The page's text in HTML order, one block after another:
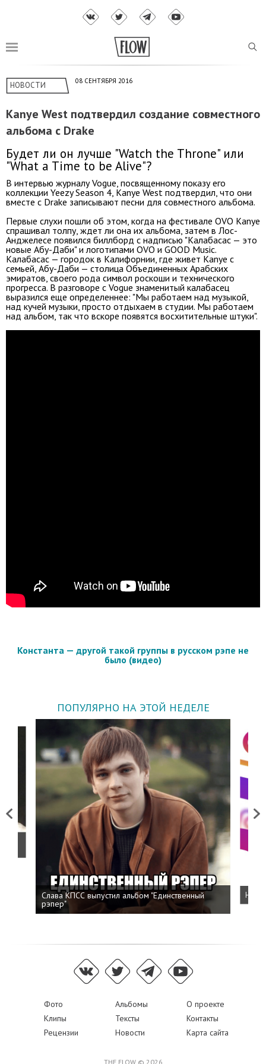
НОВОСТИ 08 СЕНТЯБРЯ 2016
Kanye West подтвердил создание совместного
альбома с Drake
Будет ли он лучше "Watch the Throne" или
"What a Time to be Alive"?
В интервью журналу Vogue, посвященному показу его
коллекции Yeezy Season 4, Kanye West подтвердил, что они
вместе с Drake записывают песни для совместного альбома.
Первые слухи пошли об этом, когда на фестивале OVO Kanye
спрашивал толпу, ждет ли она их альбома, затем в Лос-
Анджелесе появился биллборд с надписью "Калабасас — это
новые Абу-Даби" и логотипами OVO и GOOD Music.
Калабасас — городок в Калифорнии, где живет Kanye с
семьей, Абу-Даби — столица Объединенных Арабских
эмиратов, своего рода символ роскоши и технического
прогресса. В разговоре с Vogue знаменитый калабасец
выразился еще определеннее: "Мы работаем над музыкой,
над кучей музыки, просто отдыхаем в студии. Мы работаем
над альбом, так что вскоре появятся восхитительные штуки".
Константа — другой такой группы в русском рэпе не
было (видео)
ПОПУЛЯРНО НА ЭТОЙ НЕДЕЛЕ
Previous
Слава КПСС выпустил альбом "Единственный
рэпер"
Next
Фото Альбомы
О проекте
Клипы
Тексты
Контакты
Рецензии
Новости Карта сайта
THE FLOW © 2026